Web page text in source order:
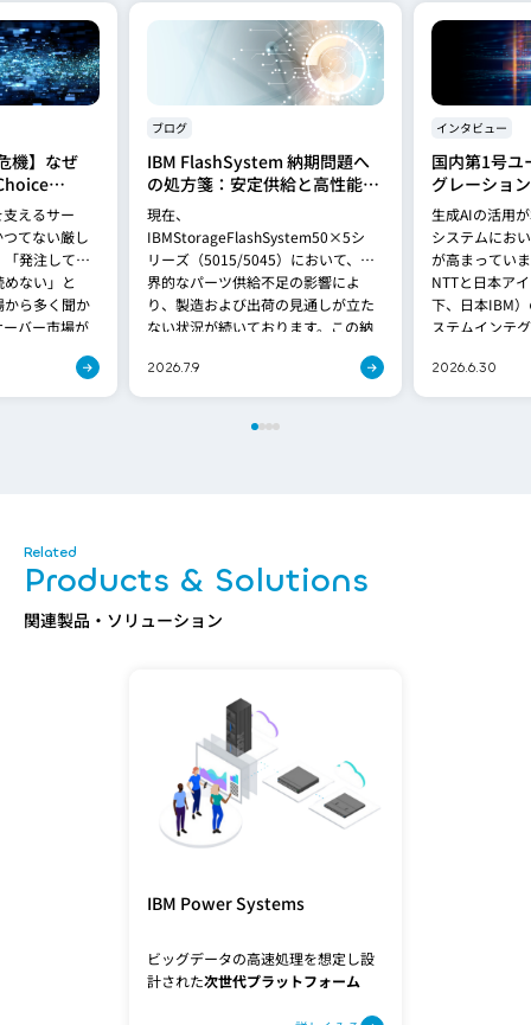
機】なぜ
のか？
えるサー
てない厳し
発注しても
ない」と
ら多く聞か
バー市場が
ブログ
IBM FlashSystem 納期問題へ
の処方箋：安定供給と高性能を
両立する「FlashSystem
5600」への移行提案
現在、
IBMStorageFlashSystem50×5シ
リーズ（5015/5045）において、世
界的なパーツ供給不足の影響によ
り、製造および出荷の見通しが立た
ない状況が続いております。この納
2026.7.9
インタビュー
国内第1号ユ
グレーショ
Spyre検証
基盤の最適解
生成AIの活用
システムにお
が高まってい
NTTと日本ア
下、日本IBM
ステムインテ
2026.6.30
Products & Solutions
関連製品・ソリューション
IBM Power Systems
ビッグデータの高速処理を想定し設
計された次世代プラットフォーム